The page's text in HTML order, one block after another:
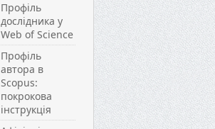
Профіль
дослідника у
Web of Science
Профіль
автора в
Scopus:
покрокова
інструкція